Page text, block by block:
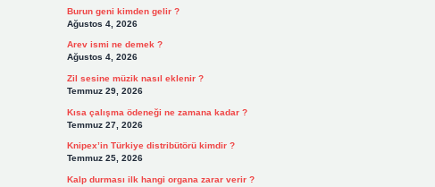
Burun geni kimden gelir ?
Ağustos 4, 2026
Arev ismi ne demek ?
Ağustos 4, 2026
Zil sesine müzik nasıl eklenir ?
Temmuz 29, 2026
Kısa çalışma ödeneği ne zamana kadar ?
Temmuz 27, 2026
Knipex’in Türkiye distribütörü kimdir ?
Temmuz 25, 2026
Kalp durması ilk hangi organa zarar verir ?